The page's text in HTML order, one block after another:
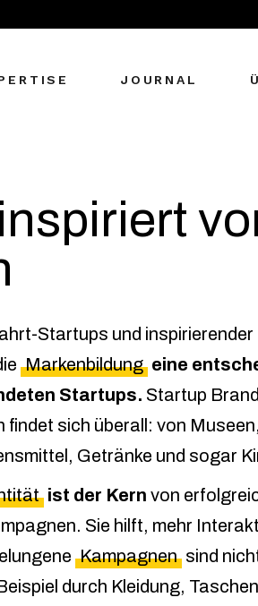
und
JOURNAL
Startups und inspirierender
Markenbildung eine
Startups. Startup
findet sich überall: von
Getränke und sogar
ist der Kern von
Sie hilft, mehr
Kampagnen sind
durch Kleidung,